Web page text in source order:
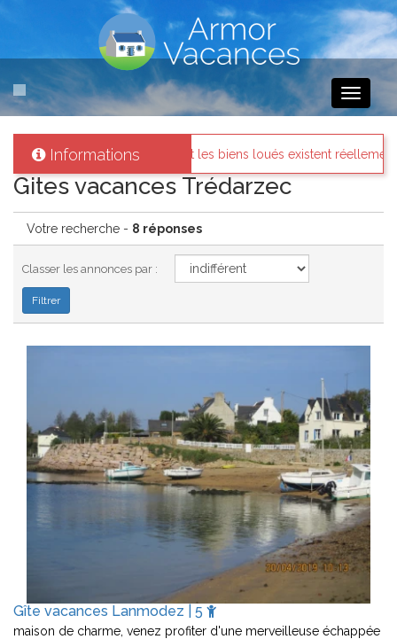
Toggle
Informations
et les biens loués existent réellement. Messages des
Gites vacances Trédarzec
Votre recherche - 8 réponses
Classer les annonces par :
Gîte vacances Lanmodez | 5
maison de charme, venez profiter d'une merveilleuse échappée